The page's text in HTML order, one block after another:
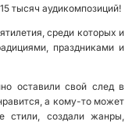
тысяч аудикомпозиций!
среди которых и
праздниками и
оставили свой след в
а кому-то может
стили, создали жанры,